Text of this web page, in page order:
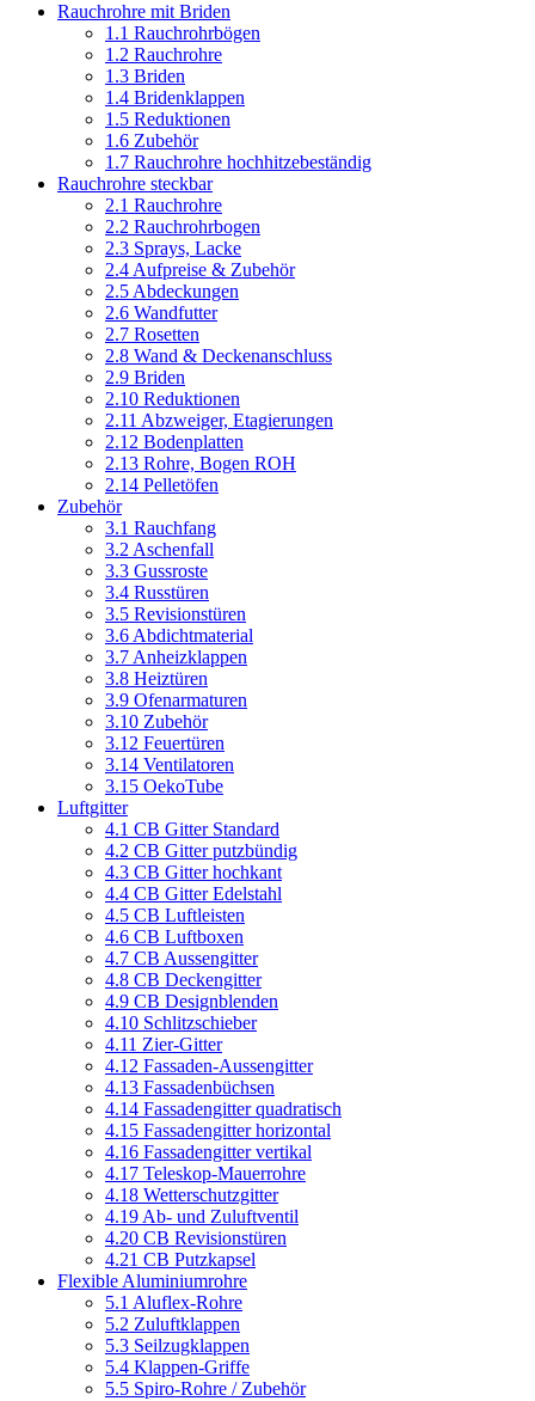
Rauchrohre mit Briden
1.1 Rauchrohrbögen
1.2 Rauchrohre
1.3 Briden
1.4 Bridenklappen
1.5 Reduktionen
1.6 Zubehör
1.7 Rauchrohre hochhitzebeständig
Rauchrohre steckbar
2.1 Rauchrohre
2.2 Rauchrohrbogen
2.3 Sprays, Lacke
2.4 Aufpreise & Zubehör
2.5 Abdeckungen
2.6 Wandfutter
2.7 Rosetten
2.8 Wand & Deckenanschluss
2.9 Briden
2.10 Reduktionen
2.11 Abzweiger, Etagierungen
2.12 Bodenplatten
2.13 Rohre, Bogen ROH
2.14 Pelletöfen
Zubehör
3.1 Rauchfang
3.2 Aschenfall
3.3 Gussroste
3.4 Russtüren
3.5 Revisionstüren
3.6 Abdichtmaterial
3.7 Anheizklappen
3.8 Heiztüren
3.9 Ofenarmaturen
3.10 Zubehör
3.12 Feuertüren
3.14 Ventilatoren
3.15 OekoTube
Luftgitter
4.1 CB Gitter Standard
4.2 CB Gitter putzbündig
4.3 CB Gitter hochkant
4.4 CB Gitter Edelstahl
4.5 CB Luftleisten
4.6 CB Luftboxen
4.7 CB Aussengitter
4.8 CB Deckengitter
4.9 CB Designblenden
4.10 Schlitzschieber
4.11 Zier-Gitter
4.12 Fassaden-Aussengitter
4.13 Fassadenbüchsen
4.14 Fassadengitter quadratisch
4.15 Fassadengitter horizontal
4.16 Fassadengitter vertikal
4.17 Teleskop-Mauerrohre
4.18 Wetterschutzgitter
4.19 Ab- und Zuluftventil
4.20 CB Revisionstüren
4.21 CB Putzkapsel
Flexible Aluminiumrohre
5.1 Aluflex-Rohre
5.2 Zuluftklappen
5.3 Seilzugklappen
5.4 Klappen-Griffe
5.5 Spiro-Rohre / Zubehör